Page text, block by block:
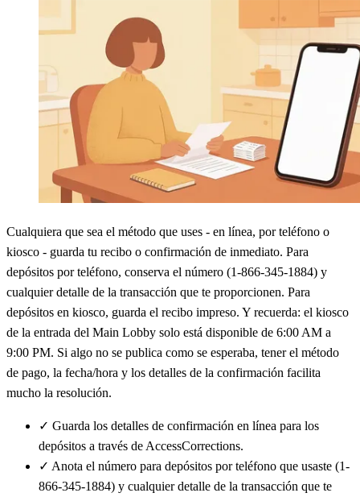
Cualquiera que sea el método que uses - en línea, por teléfono o
kiosco - guarda tu recibo o confirmación de inmediato. Para
depósitos por teléfono, conserva el número (1-866-345-1884) y
cualquier detalle de la transacción que te proporcionen. Para
depósitos en kiosco, guarda el recibo impreso. Y recuerda: el kiosco
de la entrada del Main Lobby solo está disponible de 6:00 AM a
9:00 PM. Si algo no se publica como se esperaba, tener el método
de pago, la fecha/hora y los detalles de la confirmación facilita
mucho la resolución.
✓ Guarda los detalles de confirmación en línea para los
depósitos a través de AccessCorrections.
✓ Anota el número para depósitos por teléfono que usaste (1-
866-345-1884) y cualquier detalle de la transacción que te